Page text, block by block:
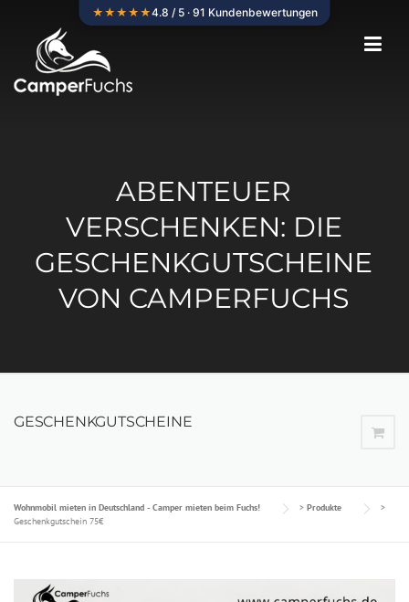
content
ABENTEUER
VERSCHENKEN: DIE
GESCHENKGUTSCHEINE
VON CAMPERFUCHS
GESCHENKGUTSCHEINE
Wohnmobil mieten in Deutschland - Camper mieten beim Fuchs! > Produkte
>
Geschenkgutschein 75€
★★★★★4.8 / 5 · 91 Kundenbewertungen